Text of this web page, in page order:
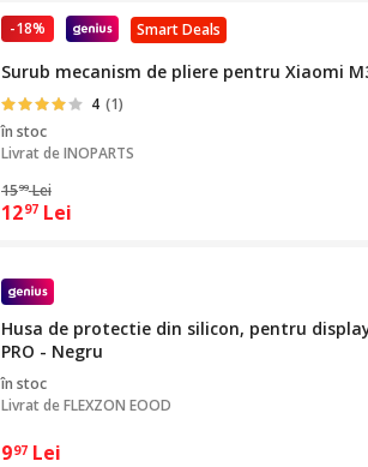
Smart Deals
-18%
Surub mecanism de pliere pentru Xiaomi
4 (1)
în stoc
Livrat deINOPARTS
1599 Lei
1297 Lei
Husa de protectie din silicon, pentru
PRO - Negru
în stoc
Livrat deFLEXZON EOOD
997 Lei